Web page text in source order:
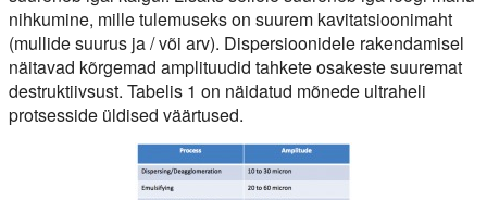
nihkumine, mille tulemuseks on suurem kavitatsioonimaht
(mullide suurus ja / või arv). Dispersioonidele rakendamisel
näitavad kõrgemad amplituudid tahkete osakeste suuremat
destruktiivsust. Tabelis 1 on näidatud mõnede ultraheli
protsesside üldised väärtused.